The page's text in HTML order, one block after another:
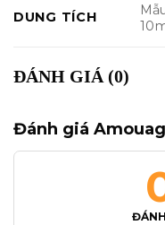
DUNG TÍCH
ĐÁNH GIÁ (0)
Đánh giá